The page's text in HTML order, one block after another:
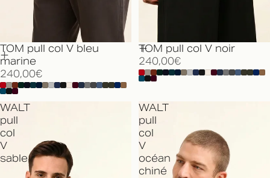
TOM pull col V bleu
marine
240,00€
TOM pull col V noir
240,00€
WALT
pull
col
V
sable
WALT
pull
col
V
océan
chiné